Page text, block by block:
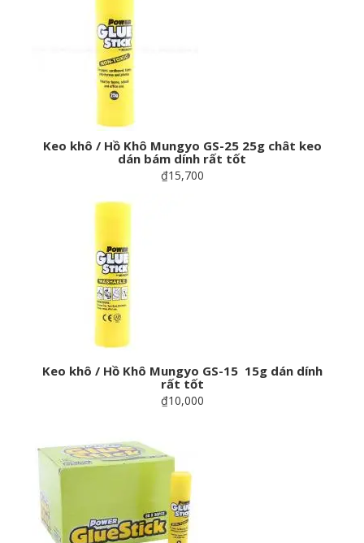
Keo khô / Hồ Khô Mungyo GS-25 25g chât keo
dán bám dính rất tốt
₫15,700
Keo khô / Hồ Khô Mungyo GS-15 15g dán dính
rất tốt
₫10,000